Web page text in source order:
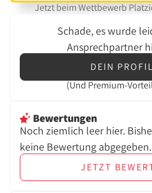
Jetzt beim Wettbewerb
Schade, es wurde
Ansprechpartner
DEIN
(UndPremium-
Bewertungen
Noch ziemlich leer hier.
keine Bewertung abgegeben.
JETZT